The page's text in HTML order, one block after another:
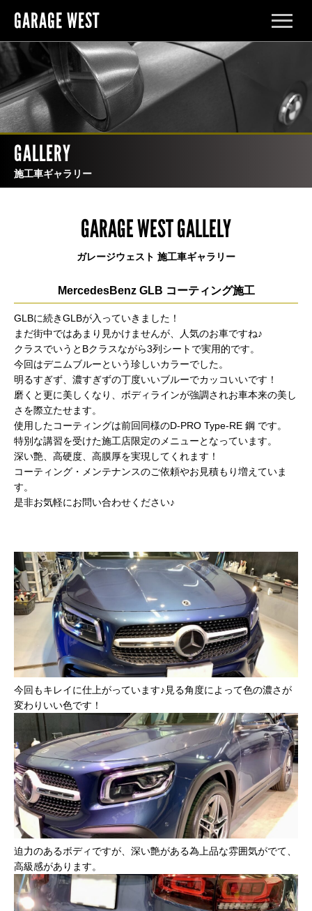
GARAGE WEST
メ
ニ
ュ
GALLERY
施工車ギャラリー
GARAGE WEST GALLELY
ガレージウェスト 施工車ギャラリー
MercedesBenz GLB コーティング施工
GLBに続きGLBが入っていきました！
まだ街中ではあまり見かけませんが、人気のお車ですね♪
クラスでいうとBクラスながら3列シートで実用的です。
今回はデニムブルーという珍しいカラーでした。
明るすぎず、濃すぎずの丁度いいブルーでカッコいいです！
磨くと更に美しくなり、ボディラインが強調されお車本来の美し
さを際立たせます。
使用したコーティングは前回同様のD-PRO Type-RE 鋼 です。
特別な講習を受けた施工店限定のメニューとなっています。
深い艶、高硬度、高膜厚を実現してくれます！
コーティング・メンテナンスのご依頼やお見積もり増えていま
す。
是非お気軽にお問い合わせください♪
今回もキレイに仕上がっています♪見る角度によって色の濃さが
変わりいい色です！
迫力のあるボディですが、深い艶がある為上品な雰囲気がでて、
高級感があります。